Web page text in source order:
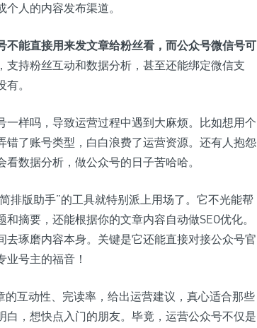
人的内容发布渠道。
不能直接用来发文章给粉丝看，而公众号微信号可
持粉丝互动和数据分析，甚至还能绑定微信支
。
样吗，导致运营过程中遇到大麻烦。比如想用个
错了账号类型，白白浪费了运营资源。还有人抱怨
数据分析，做公众号的日子苦哈哈。
版助手”的工具就特别派上用场了。它不光能帮
摘要，还能根据你的文章内容自动做SEO优化。
琢磨内容本身。关键是它还能直接对接公众号官
号主的福音！
互动性、完读率，给出运营建议，真心适合那些
，想快点入门的朋友。毕竟，运营公众号不仅是